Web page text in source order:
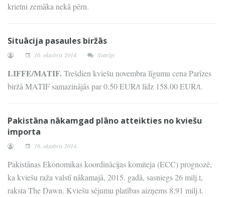
krietni zemāka nekā pērn.
Situācija pasaules biržās
16. oktobris 2014. Svarīgi
LIFFE/MATIF.Trešdien kviešu novembra līgumu cena Parīzes
biržā MATIF samazinājās par 0.50 EUR/t līdz 158.00 EUR/t.
Pakistāna nākamgad plāno atteikties no kviešu
importa
16. oktobris 2014.
Pakistānas Ekonomikas koordinācijas komiteja (ECC) prognozē,
ka kviešu raža valstī nākamajā, 2015. gadā, sasniegs 26 milj.t,
raksta The Dawn. Kviešu sējumu platības aizņems 8,91 milj.t.